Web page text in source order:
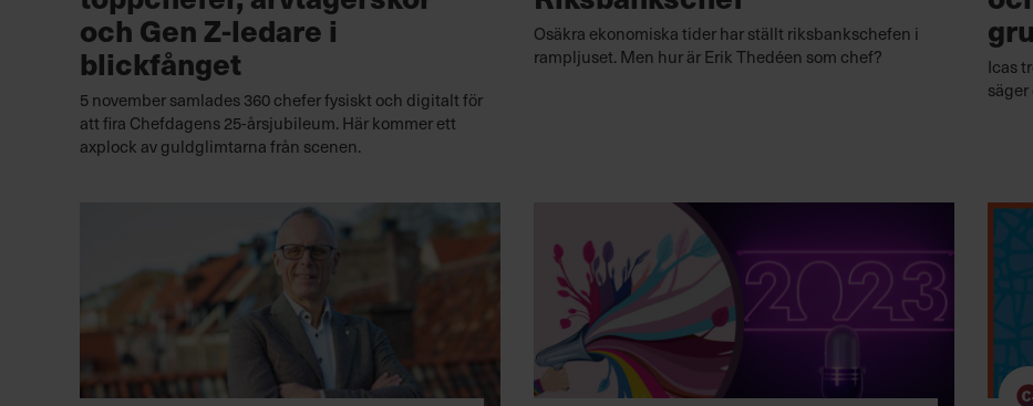
och Gen Z-ledare i
blickfånget
5 november samlades 360 chefer fysiskt och digitalt för
att fira Chefdagens 25-årsjubileum. Här kommer ett
axplock av guldglimtarna från scenen.
Osäkra ekonomiska tider har ställt riksbankschefen i
rampljuset. Men hur är Erik Thedéen som chef?
Icas